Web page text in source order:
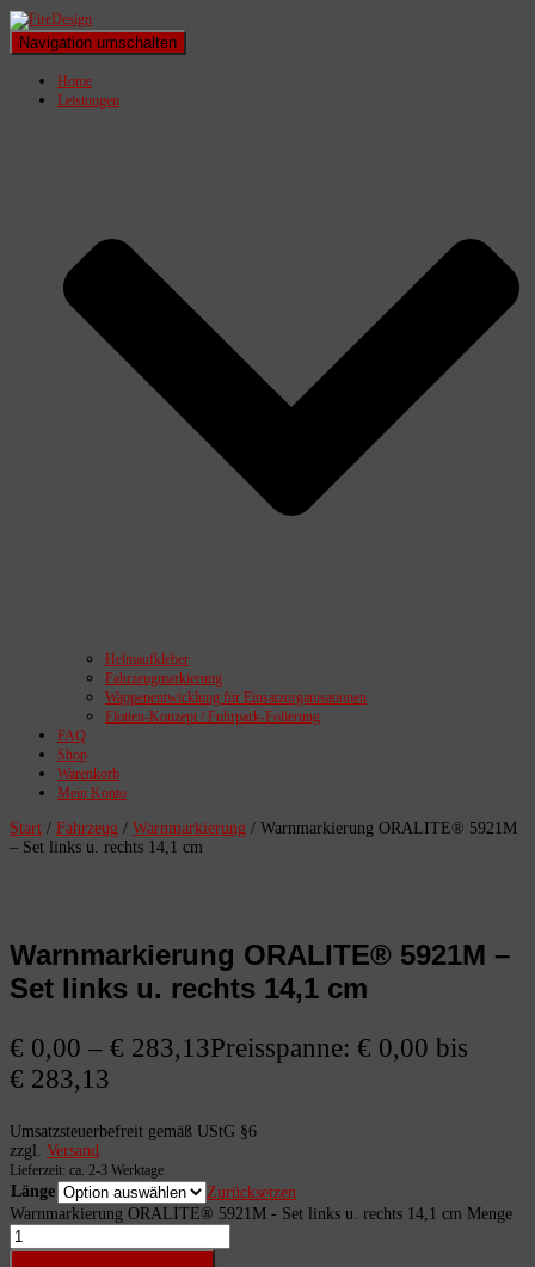
Navigation umschalten
Home
Leistungen
Helmaufkleber
Fahrzeugmarkierung
Wappenentwicklung für Einsatzorganisationen
Flotten-Konzept / Fuhrpark-Folierung
FAQ
Shop
Warenkorb
Mein Konto
Start / Fahrzeug / Warnmarkierung / Warnmarkierung ORALITE® 5921M
– Set links u. rechts 14,1 cm
Warnmarkierung ORALITE® 5921M –
Set links u. rechts 14,1 cm
€ 0,00 – € 283,13Preisspanne: € 0,00 bis
€ 283,13
Umsatzsteuerbefreit gemäß UStG §6
zzgl. Versand
Lieferzeit: ca. 2-3 Werktage
Länge
Zurücksetzen
Warnmarkierung ORALITE® 5921M - Set links u. rechts 14,1 cm Menge